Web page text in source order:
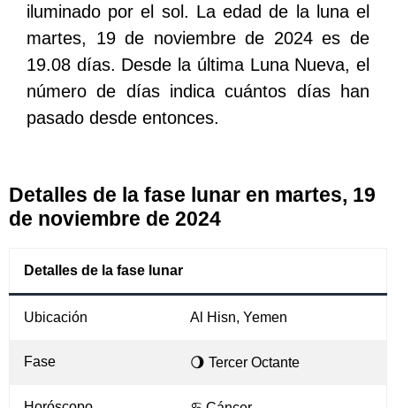
iluminado por el sol. La edad de la luna el
martes, 19 de noviembre de 2024 es de
19.08 días. Desde la última Luna Nueva, el
número de días indica cuántos días han
pasado desde entonces.
Detalles de la fase lunar en martes, 19
de noviembre de 2024
Detalles de la fase lunar
Ubicación Al Hisn, Yemen
Fase 🌖 Tercer Octante